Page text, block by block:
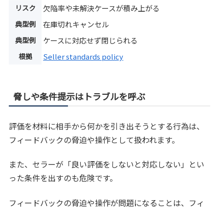
リスク 欠陥率や未解決ケースが積み上がる
典型例 在庫切れキャンセル
典型例 ケースに対応せず閉じられる
根拠 Seller standards policy
脅しや条件提示はトラブルを呼ぶ
評価を材料に相手から何かを引き出そうとする行為は、
フィードバックの脅迫や操作として扱われます。
また、セラーが「良い評価をしないと対応しない」とい
った条件を出すのも危険です。
フィードバックの脅迫や操作が問題になることは、フィ